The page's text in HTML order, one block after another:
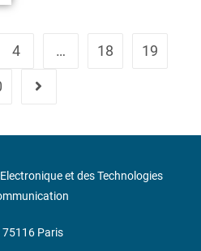
4 … 18 19
et des Technologies
75116 Paris